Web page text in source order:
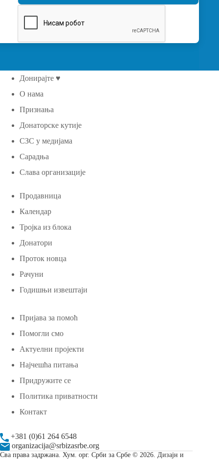
Донирајте ♥
О нама
Признања
Донаторске кутије
СЗС у медијама
Сарадња
Слава организације
Продавница
Календар
Тројка из блока
Донатори
Проток новца
Рачуни
Годишњи извештаји
Пријава за помоћ
Помогли смо
Актуелни пројекти
Најчешћа питања
Придружите се
Политика приватности
Контакт
+381 (0)61 264 6548
organizacija@srbizasrbe.org
Сва права задржана. Хум. орг. Срби за Србе © 2026. Дизајн и